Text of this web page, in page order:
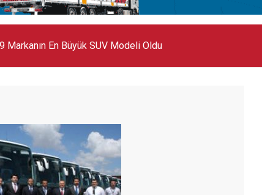
Markanın En Büyük SUV Modeli Oldu